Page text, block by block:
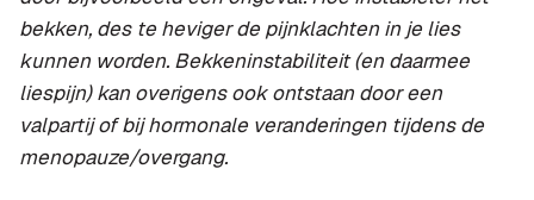
bekken, des te heviger de pijnklachten in je lies
kunnen worden. Bekkeninstabiliteit (en daarmee
liespijn) kan overigens ook ontstaan door een
valpartij of bij hormonale veranderingen tijdens de
menopauze/overgang.